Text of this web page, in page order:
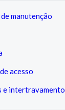
manutenção
acesso
e intertravamento